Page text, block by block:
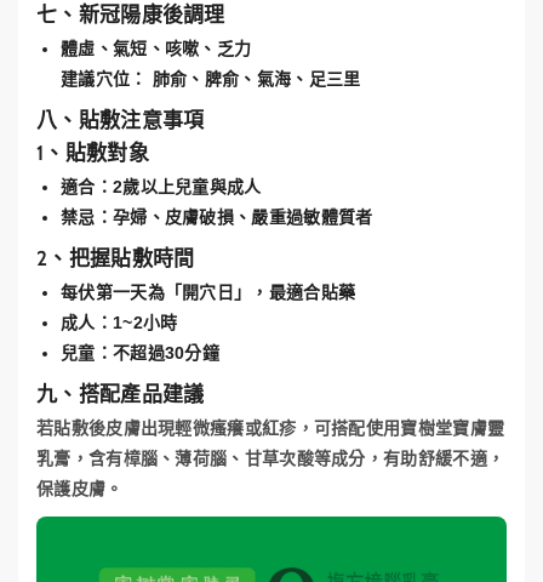
七、新冠陽康後調理
體虛、氣短、咳嗽、乏力
建議穴位：
肺俞、脾俞、氣海、足三里
八、貼敷注意事項
1、貼敷對象
適合：2歲以上兒童與成人
禁忌：孕婦、皮膚破損、嚴重過敏體質者
2、把握貼敷時間
每伏第一天為「開穴日」，最適合貼藥
成人：1~2小時
兒童：不超過30分鐘
九、搭配產品建議
若貼敷後皮膚出現輕微瘙癢或紅疹，可搭配使用寶樹堂寶膚靈
乳膏 ，含有樟腦、薄荷腦、甘草次酸等成分，有助舒緩不適，
保護皮膚。